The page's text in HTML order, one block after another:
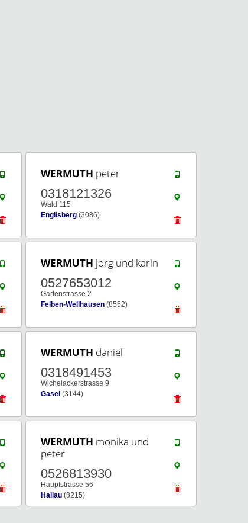
WERMUTH peter
0318121326
Wald 115
Englisberg (3086)
WERMUTH jörg und karin
0527653012
Gartenstrasse 2
Felben-Wellhausen (8552)
WERMUTH daniel
0318491453
Wichelackerstrasse 9
Gasel (3144)
WERMUTH monika und
peter
0526813930
Hauptstrasse 56
Hallau (8215)